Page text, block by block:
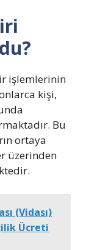
işlemlerinin
kişi,
Bu
ortaya
üzerinden
(Vidası)
Ücreti